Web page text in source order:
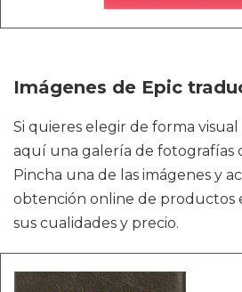
Imágenes de Epic
Si quieres elegir de forma
aquí una galería de fotografías
Pincha una de las imágenes y
obtención online de productos
sus cualidades y precio.